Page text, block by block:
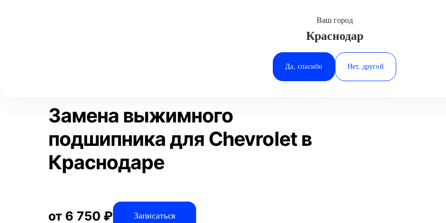
Минеральные Воды
Ростов-на-Дону
Ставрополь
Ваш город
Краснодар
Да, спасибо Нет, другой
Замена выжимного подшипника Chevrolet
Статьи
Замена выжимного
подшипника для Chevrolet в
Краснодаре
от 6 750 ₽ Записаться